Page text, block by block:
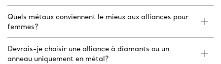
Quels métaux conviennent le mieux aux alliances pour
femmes?
Devrais-je choisir une alliance à diamants ou un
anneau uniquement en métal?